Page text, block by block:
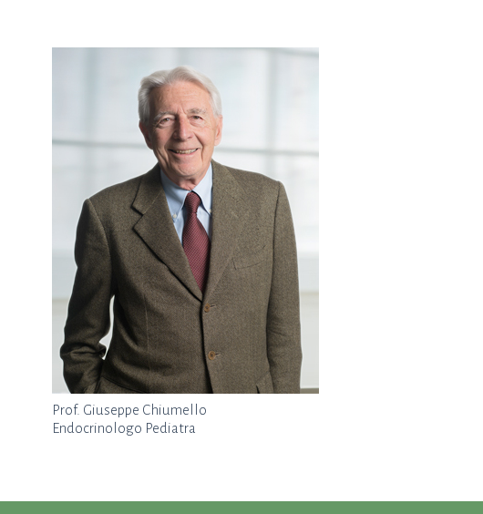
Prof. Giuseppe Chiumello
Endocrinologo Pediatra